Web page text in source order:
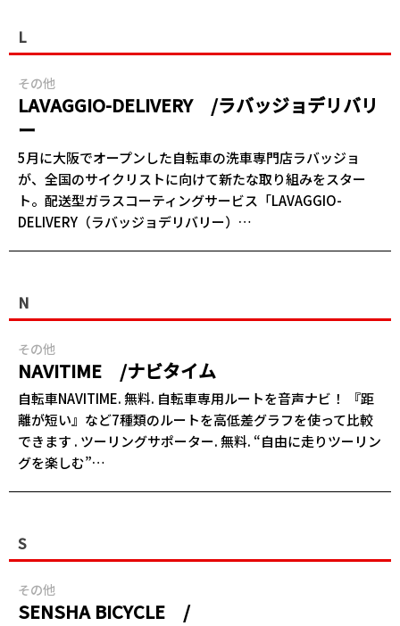
L
その他
LAVAGGIO-DELIVERY /ラバッジョデリバリ
ー
5月に大阪でオープンした自転車の洗車専門店ラバッジョ
が、全国のサイクリストに向けて新たな取り組みをスター
ト。配送型ガラスコーティングサービス「LAVAGGIO-
DELIVERY（ラバッジョデリバリー）…
N
その他
NAVITIME /ナビタイム
自転車NAVITIME. 無料. 自転車専用ルートを音声ナビ！ 『距
離が短い』など7種類のルートを高低差グラフを使って比較
できます . ツーリングサポーター. 無料. “自由に走りツーリン
グを楽しむ”…
S
その他
SENSHA BICYCLE /